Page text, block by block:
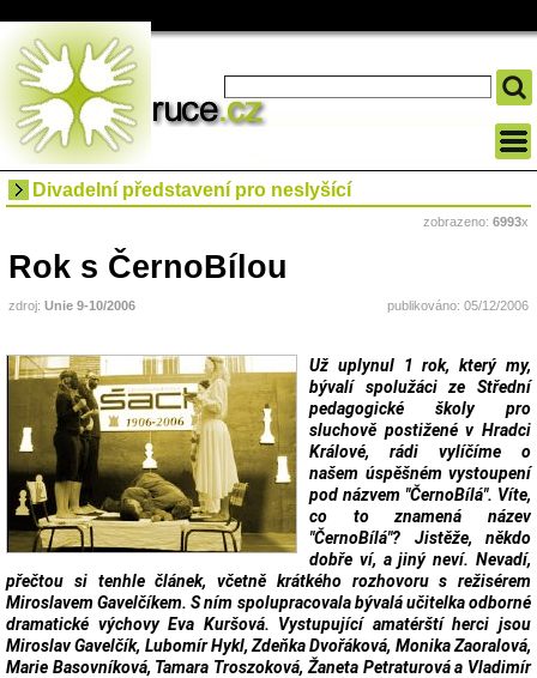
Divadelní představení pro neslyšící
zobrazeno: 6993x
Rok s ČernoBílou
zdroj: Unie 9-10/2006 publikováno: 05/12/2006
Už uplynul 1 rok, který my,
bývalí spolužáci ze Střední
pedagogické školy pro
sluchově postižené v Hradci
Králové, rádi vylíčíme o
našem úspěšném vystoupení
pod názvem "ČernoBílá". Víte,
co to znamená název
"ČernoBílá"? Jistěže, někdo
dobře ví, a jiný neví. Nevadí,
přečtou si tenhle článek, včetně krátkého rozhovoru s režisérem
Miroslavem Gavelčíkem. S ním spolupracovala bývalá učitelka odborné
dramatické výchovy Eva Kuršová. Vystupující amatérští herci jsou
Miroslav Gavelčík, Lubomír Hykl, Zdeňka Dvořáková, Monika Zaoralová,
Marie Basovníková, Tamara Troszoková, Žaneta Petraturová a Vladimír